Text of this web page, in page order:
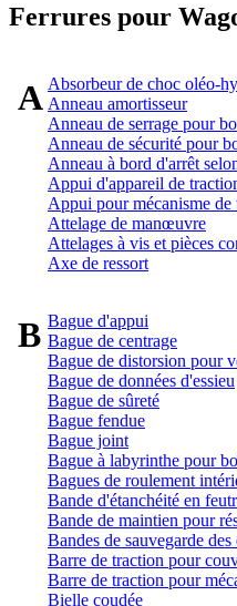
Ferrures pour
AAbsorbeur de choc oléo-
Anneau amortisseur
Anneau de serrage pour
Anneau de sécurité pour
Anneau à bord d'arrêt
Appui d'appareil de
Appui pour mécanisme de
Attelage de manœuvre
Attelages à vis et pièces
Axe de ressort
BBague d'appui
Bague de centrage
Bague de distorsion pour
Bague de données d'essieu
Bague de sûreté
Bague fendue
Bague joint
Bague à labyrinthe pour
Bagues de roulement
Bande d'étanchéité en
Bande de maintien pour
Bandes de sauvegarde des
Barre de traction pour
Barre de traction pour
Bielle coudée